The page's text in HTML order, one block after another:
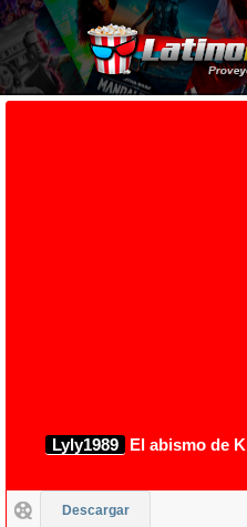
Lyly1989 El abismo de
Descargar